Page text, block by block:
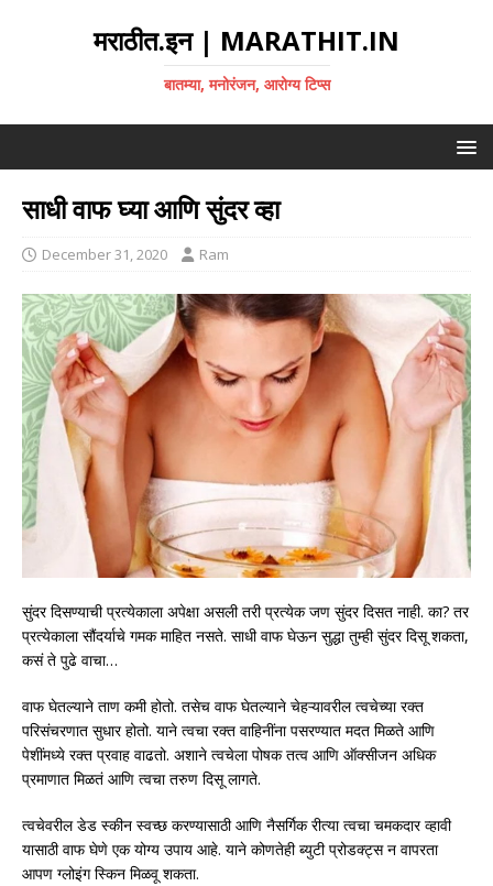
मराठीत.इन | MARATHIT.IN
बातम्या, मनोरंजन, आरोग्य टिप्स
साधी वाफ घ्या आणि सुंदर व्हा
December 31, 2020 Ram
सुंदर दिसण्याची प्रत्येकाला अपेक्षा असली तरी प्रत्येक जण सुंदर दिसत नाही. का? तर
प्रत्येकाला सौंदर्याचे गमक माहित नसते. साधी वाफ घेऊन सुद्धा तुम्ही सुंदर दिसू शकता,
कसं ते पुढे वाचा…
वाफ घेतल्याने ताण कमी होतो. तसेच वाफ घेतल्याने चेहऱ्यावरील त्वचेच्या रक्त
परिसंचरणात सुधार होतो. याने त्वचा रक्त वाहिनींना पसरण्यात मदत मिळते आणि
पेशींमध्ये रक्त प्रवाह वाढतो. अशाने त्वचेला पोषक तत्व आणि ऑक्सीजन अधिक
प्रमाणात मिळतं आणि त्वचा तरुण दिसू लागते.
त्वचेवरील डेड स्कीन स्वच्छ करण्यासाठी आणि नैसर्गिक रीत्या त्वचा चमकदार व्हावी
यासाठी वाफ घेणे एक योग्य उपाय आहे. याने कोणतेही ब्युटी प्रोडक्ट्स न वापरता
आपण ग्लोइंग स्किन मिळवू शकता.